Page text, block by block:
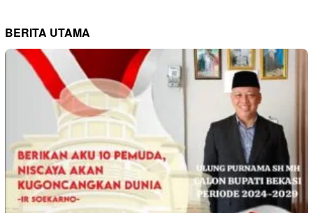
BERITA UTAMA